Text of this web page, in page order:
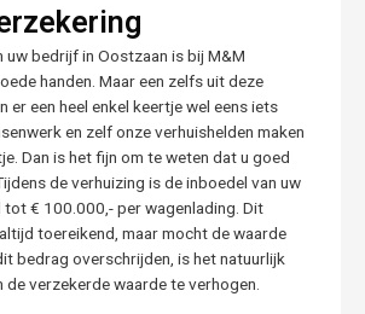
uw bedrijf in Oostzaan is bij M&M
handen. Maar een zelfs uit deze
er een heel enkel keertje wel eens iets
en zelf onze verhuishelden maken
Dan is het fijn om te weten dat u goed
de verhuizing is de inboedel van uw
€ 100.000,- per wagenlading. Dit
toereikend, maar mocht de waarde
bedrag overschrijden, is het natuurlijk
verzekerde waarde te verhogen.